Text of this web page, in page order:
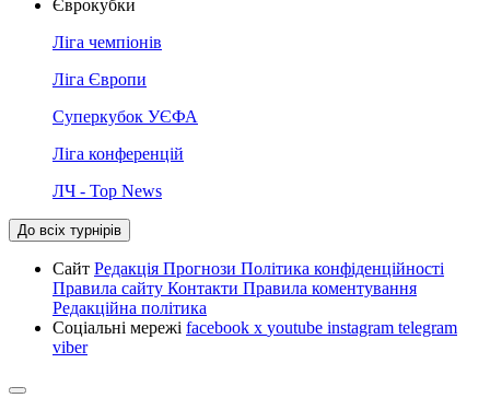
Єврокубки
Ліга чемпіонів
Ліга Європи
Суперкубок УЄФА
Ліга конференцій
ЛЧ - Top News
До всіх турнірів
Сайт Редакція Прогнози Політика конфіденційності
Правила сайту Контакти Правила коментування
Редакційна політика
Соціальні мережі facebook x youtube instagram telegram
viber